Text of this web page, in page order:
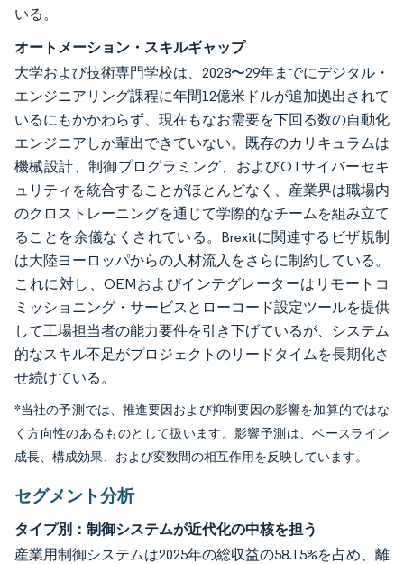
いる。
オートメーション・スキルギャップ
大学および技術専門学校は、2028〜29年までにデジタル・
エンジニアリング課程に年間12億米ドルが追加拠出されて
いるにもかかわらず、現在もなお需要を下回る数の自動化
エンジニアしか輩出できていない。既存のカリキュラムは
機械設計、制御プログラミング、およびOTサイバーセキ
ュリティを統合することがほとんどなく、産業界は職場内
のクロストレーニングを通じて学際的なチームを組み立て
ることを余儀なくされている。Brexitに関連するビザ規制
は大陸ヨーロッパからの人材流入をさらに制約している。
これに対し、OEMおよびインテグレーターはリモートコ
ミッショニング・サービスとローコード設定ツールを提供
して工場担当者の能力要件を引き下げているが、システム
的なスキル不足がプロジェクトのリードタイムを長期化さ
せ続けている。
*当社の予測では、推進要因および抑制要因の影響を加算的ではな
く方向性のあるものとして扱います。影響予測は、ベースライン
成長、構成効果、および変数間の相互作用を反映しています。
セグメント分析
タイプ別：制御システムが近代化の中核を担う
産業用制御システムは2025年の総収益の58.15%を占め、離